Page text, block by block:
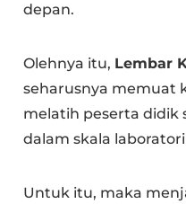
depan.
Olehnya itu, Lembar
seharusnya memuat
melatih peserta didik
dalam skala
Untuk itu, maka